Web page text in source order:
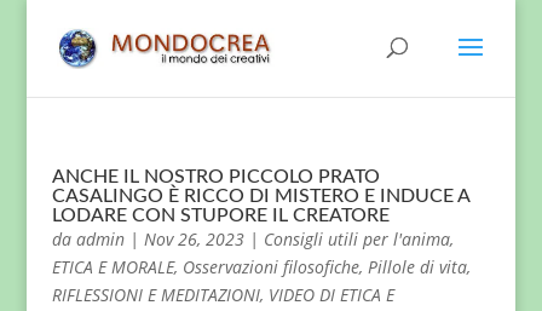
ANCHE IL NOSTRO PICCOLO PRATO
CASALINGO È RICCO DI MISTERO E INDUCE A
LODARE CON STUPORE IL CREATORE
da admin| Nov 26, 2023| Consigli utili per l'anima,
ETICA E MORALE, Osservazioni filosofiche, Pillole di vita,
RIFLESSIONI E MEDITAZIONI, VIDEO DI ETICA E